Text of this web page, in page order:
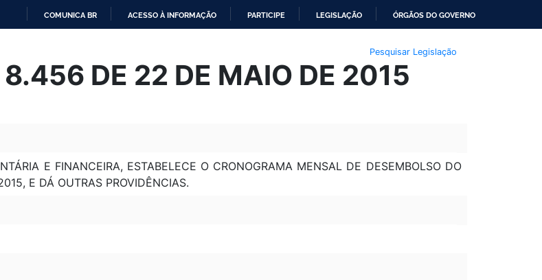
O
CONTEÚDO
COMUNICA BR ACESSO À INFORMAÇÃO PARTICIPE LEGISLAÇÃO ÓRGÃOS DO GOVERNO
Pesquisar Legislação
8.456 DE 22 DE MAIO DE 2015
E FINANCEIRA, ESTABELECE O CRONOGRAMA MENSAL DE DESEMBOLSO DO
E DÁ OUTRAS PROVIDÊNCIAS.